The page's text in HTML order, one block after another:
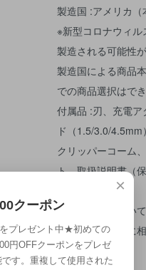
製造国 :アメリカ（
※新型コロナウィ
製造される可能性が
製造国による商品
での商品選択はでき
付属品 :刃、充電
ド（1.5/3.0/4.5mm
クリッパーコーム
ト、取扱説明書（保
効果・効能につい
を中止し、医師に
×
クーポン
プレゼント中★初めての
円OFFクーポンをプレゼ
す。重複して使用された